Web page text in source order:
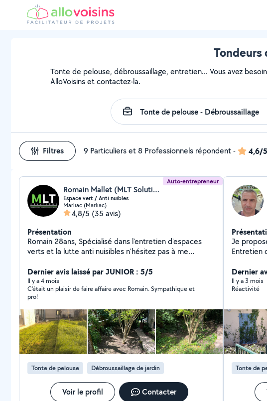
Tondeurs
Tonte de pelouse, débroussaillage, entretien... Vous avez
AlloVoisins et contactez-la.
Filtres 9 Particuliers et 8 Professionnels répondent- 4,6/5
Auto-entrepreneur
Romain Mallet (MLT Solutions)
Espace vert / Anti nuibles
Marliac (Marliac)
4,8/5 (35 avis)
Présentation
Romain 28ans, Spécialisé dans l'entretien d'espaces
verts et la lutte anti nuisibles n'hésitez pas à me
GARANTIE
Dernier avis laissé par JUNIOR : 5/5
Il y a 4 mois
C'était un plaisir de faire affaire avec Romain. Sympathique et
pro!
Tonte de pelouse Débroussaillage de jardin
Voir le profil Contacter
Je
Entretien
de la
sièges
Dernier
Il y a 3 mois
Réactivité
Tonte de